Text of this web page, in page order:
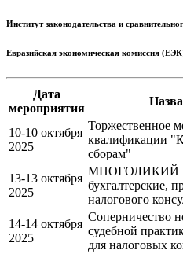
Институт законодательства и
Евразийская экономическая комиссия
Дата
мероприятия
10-10 октября
2025
Торжественное
квалификации
сборам"
13-13 октября
2025
МНОГОЛИКИЙ
бухгалтерские,
налогового
14-14 октября
2025
судебной
для налоговых